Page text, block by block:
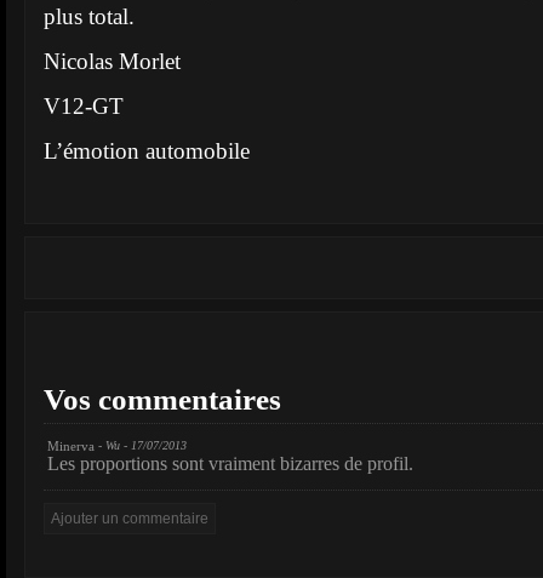
plus total.
Nicolas Morlet
V12-GT
L’émotion automobile
Vos commentaires
Minerva - Wu - 17/07/2013
Les proportions sont vraiment bizarres de profil.